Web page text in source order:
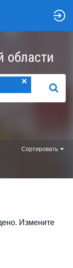
области
×
НАЙТИ
Сортировать
Измените